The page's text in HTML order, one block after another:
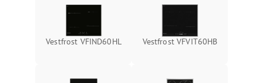
Vestfrost VFIND60HL Vestfrost VFVIT60HB